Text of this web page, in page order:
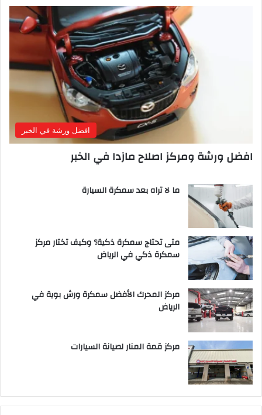
افضل ورشة في الخبر
افضل ورشة ومركز اصلاح مازدا في الخبر
ما لا تراه بعد سمكرة السيارة
متى تحتاج سمكرة ذكية؟ وكيف تختار مركز
سمكرة ذكي في الرياض
مركز المحرك الأفضل سمكرة ورش بوية في
الرياض
مركز قمة المنار لصيانة السيارات